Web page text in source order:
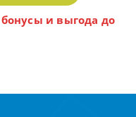
бонусы и выгода до